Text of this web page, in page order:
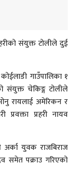
संयुक्त टोलीले दुई
गाउँपालिका १
संयुक्त चेकिङ्ग टोलीले
रायलाई अमेरिकन र
प्रवक्ता प्रहरी नायव
अर्का युवक राजबिराज
समेत पक्राउ गरिएको